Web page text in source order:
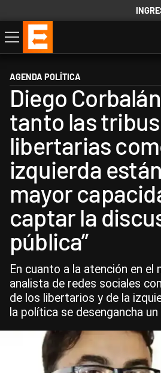
Economía
Política
Internacional
Actualidad
Descargá la App
AGENDA POLÍTICA
Diego
tanto las tribus
libertarias
izquierda
mayor
captar la
pública”
En cuanto a la atención en el
analista de redes sociales
de los libertarios y de la
la política se desengancha un